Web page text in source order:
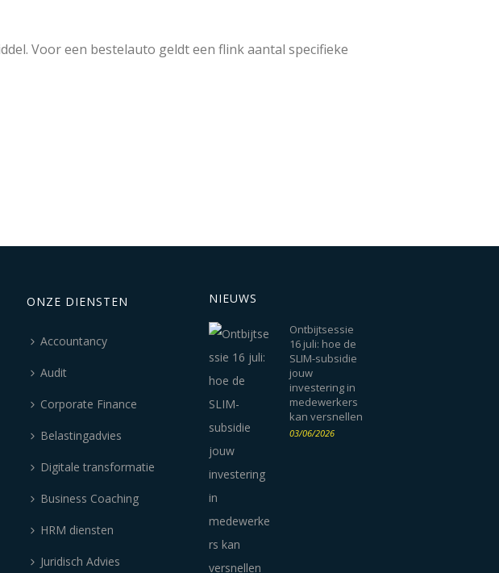
Voor een bestelauto geldt een flink aantal specifieke
ONZE DIENSTEN
Accountancy
Audit
Corporate Finance
Belastingadvies
Digitale transformatie
Business Coaching
HRM diensten
Juridisch Advies
NIEUWS
Ontbijtsessie
16 juli: hoe de
SLIM-subsidie
jouw
investering in
medewerkers
kan versnellen
03/06/2026